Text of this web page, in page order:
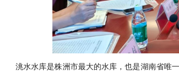
洮水水库是株洲市最大的水库，也是湖南省唯